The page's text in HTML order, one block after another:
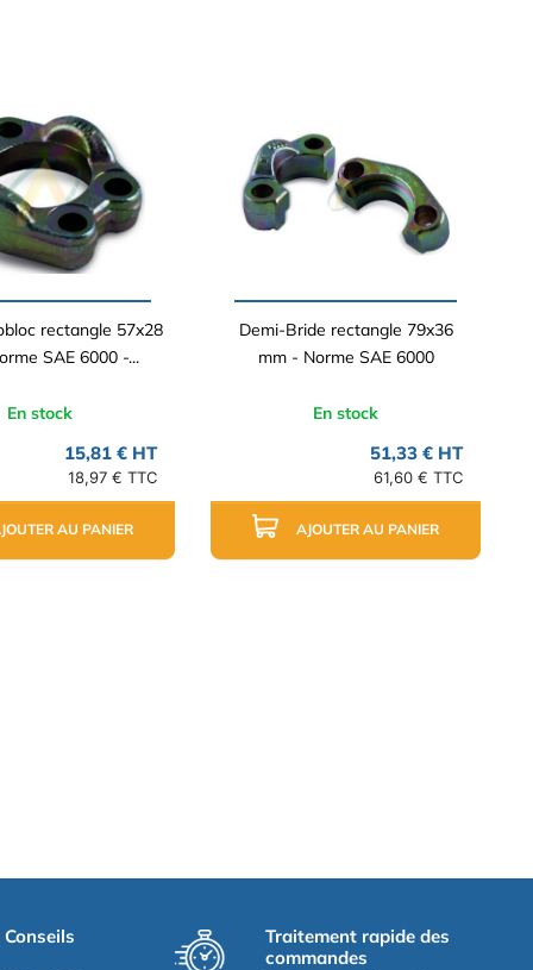
rectangle 57x28
SAE 6000 -...
En stock
15,81 € HT
18,97 € TTC
AU PANIER
Demi-Bride rectangle 79x36
mm - Norme SAE 6000
En stock
51,33 € HT
61,60 € TTC
AJOUTER AU PANIER
Traitement rapide des
commandes